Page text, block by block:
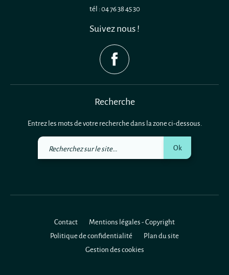
tél : 04 76 38 45 30
Suivez nous !
Recherche
Entrez les mots de votre recherche dans la zone ci-dessous.
Recherchez
Ok
Contact
Mentions légales - Copyright
Politique de confidentialité
Plan du site
Gestion des cookies